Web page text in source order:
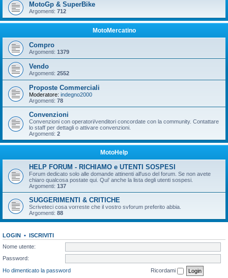
MotoGp & SuperBike
Argomenti: 712
MotoMercatino
Compro
Argomenti: 1379
Vendo
Argomenti: 2552
Proposte Commerciali
Moderatore: indegno2000
Argomenti: 78
Convenzioni
Convenzioni con operatori/venditori concordate con la community. Contattare
lo staff per dettagli o attivare convenzioni.
Argomenti: 2
MotoHelp
HELP FORUM - RICHIAMO e UTENTI SOSPESI
Forum dedicato solo alle domande attinenti all'uso del forum. Se non avete
chiaro qualcosa postate qui. Qui' anche la lista degli utenti sospesi.
Argomenti: 137
SUGGERIMENTI & CRITICHE
Scriveteci cosa vorreste che il vostro svforum preferito abbia.
Argomenti: 88
LOGIN • ISCRIVITI
Nome utente:
Password:
Ho dimenticato la password
Ricordami